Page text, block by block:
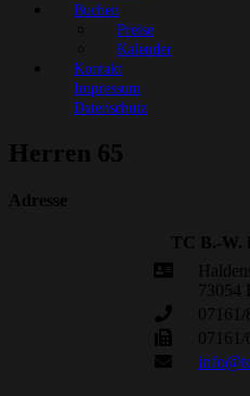
Buchen
Preise
Kalender
Kontakt
Impressum
Datenschutz
Herren 65
Adresse
TC B.-W.
73054
07161/
07161/